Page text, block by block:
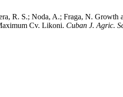
R. S.; Noda, A.; Fraga, N.
Cv. Likoni. Cuban J. Agric.